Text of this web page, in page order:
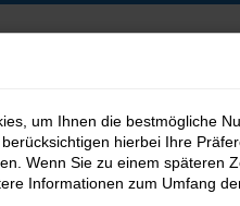
um Ihnen die bestmögliche
hierbei Ihre
Wenn Sie zu einem späteren
Informationen zum Umfang